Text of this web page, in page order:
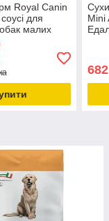
Royal Canin
для
малих
Mini
682